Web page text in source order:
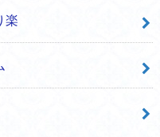
楽